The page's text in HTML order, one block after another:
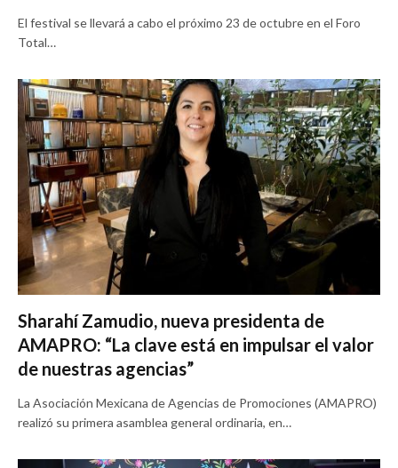
El festival se llevará a cabo el próximo 23 de octubre en el Foro
Total…
Sharahí Zamudio, nueva presidenta de
AMAPRO: “La clave está en impulsar el valor
de nuestras agencias”
La Asociación Mexicana de Agencias de Promociones (AMAPRO)
realizó su primera asamblea general ordinaria, en…